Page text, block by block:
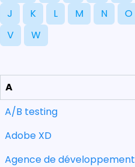
J
K L M N O
V
W
A
A/B testing
Adobe XD
Agence de développement